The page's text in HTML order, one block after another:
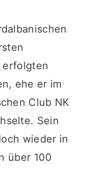
erfolgten
ehe er im
Club NK
Sein
wieder in
über 100